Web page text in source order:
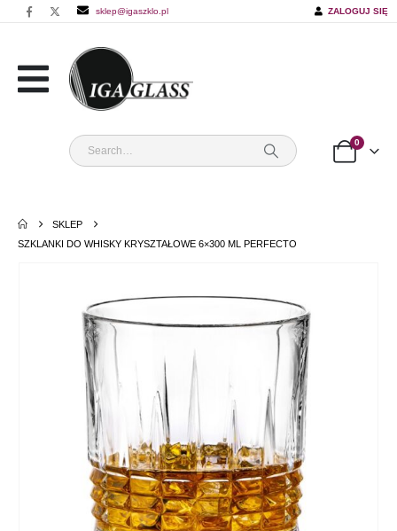
sklep@igaszklo.pl ZALOGUJ SIĘ
0
SKLEP
SZKLANKI DO WHISKY KRYSZTAŁOWE 6×300 ML PERFECTO